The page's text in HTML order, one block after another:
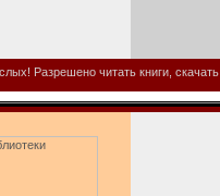
Разрешено читать книги,